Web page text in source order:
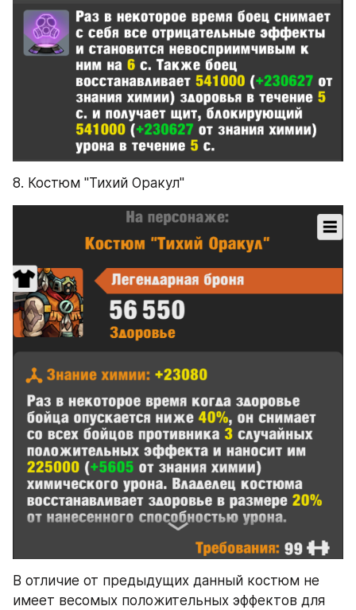
8. Костюм "Тихий Оракул"
В отличие от предыдущих данный костюм не
имеет весомых положительных эффектов для